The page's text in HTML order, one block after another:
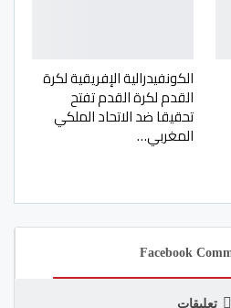
الكونفيدرالية الإفريقية لكرة
القدم لكرة القدم تفتح
تحقيقا ضد الاتحاد الملكي
المغربي…
Facebook
تعليقات